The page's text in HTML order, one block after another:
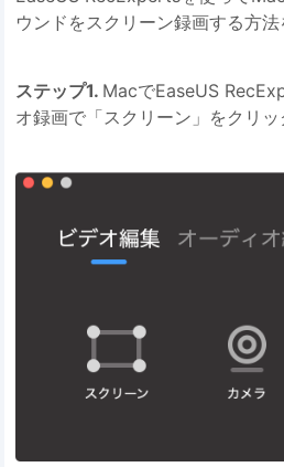
ウンドをスクリーン録画する方法
ステップ1. MacでEaseUS
オ録画で「スクリーン」をクリッ